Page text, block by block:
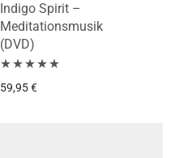
Indigo Spirit –
Meditationsmusik
(DVD)
Bewertet mit
59,95€